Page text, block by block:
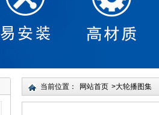
当前位置： 网站首页 >大轮播图集